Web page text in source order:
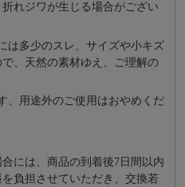
れジワが生じる場合がござい
は多少のスレ、サイズや小キズ
、天然の素材ゆえ、ご理解の
、⽤途外のご使⽤はおやめくだ
には、商品の到着後7日間以内
負担させていただき、交換若